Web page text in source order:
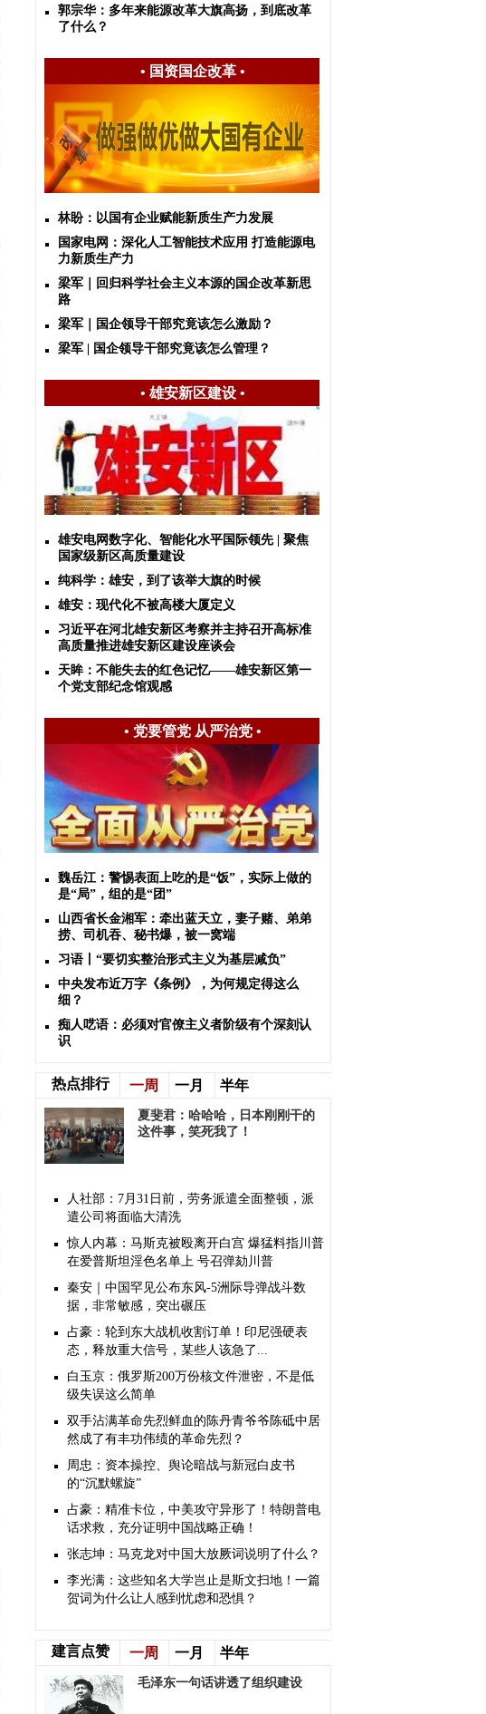
郭宗华：多年来能源改革大旗高扬，到底改革
了什么？
• 国资国企改革•
林盼：以国有企业赋能新质生产力发展
国家电网：深化人工智能技术应用 打造能源电
力新质生产力
梁军｜回归科学社会主义本源的国企改革新思
路
梁军｜国企领导干部究竟该怎么激励？
梁军 | 国企领导干部究竟该怎么管理？
• 雄安新区建设•
雄安电网数字化、智能化水平国际领先 | 聚焦
国家级新区高质量建设
纯科学：雄安，到了该举大旗的时候
雄安：现代化不被高楼大厦定义
习近平在河北雄安新区考察并主持召开高标准
高质量推进雄安新区建设座谈会
天眸：不能失去的红色记忆——雄安新区第一
个党支部纪念馆观感
• 党要管党 从严治党•
魏岳江：警惕表面上吃的是“饭”，实际上做的
是“局”，组的是“团”
山西省长金湘军：牵出蓝天立，妻子赌、弟弟
捞、司机吞、秘书爆，被一窝端
习语丨“要切实整治形式主义为基层减负”
中央发布近万字《条例》，为何规定得这么
细？
痴人呓语：必须对官僚主义者阶级有个深刻认
识
热点排行 一周 一月 半年
夏斐君：哈哈哈，日本刚刚干的
这件事，笑死我了！
人社部：7月31日前，劳务派遣全面整顿，派
遣公司将面临大清洗
惊人内幕：马斯克被殴离开白宫 爆猛料指川普
在爱普斯坦淫色名单上 号召弹劾川普
秦安｜中国罕见公布东风-5洲际导弹战斗数
据，非常敏感，突出碾压
占豪：轮到东大战机收割订单！印尼强硬表
态，释放重大信号，某些人该急了...
白玉京：俄罗斯200万份核文件泄密，不是低
级失误这么简单
双手沾满革命先烈鲜血的陈丹青爷爷陈砥中居
然成了有丰功伟绩的革命先烈？
周忠：资本操控、舆论暗战与新冠白皮书
的“沉默螺旋”
占豪：精准卡位，中美攻守异形了！特朗普电
话求救，充分证明中国战略正确！
张志坤：马克龙对中国大放厥词说明了什么？
李光满：这些知名大学岂止是斯文扫地！一篇
贺词为什么让人感到忧虑和恐惧？
建言点赞 一周 一月 半年
毛泽东一句话讲透了组织建设